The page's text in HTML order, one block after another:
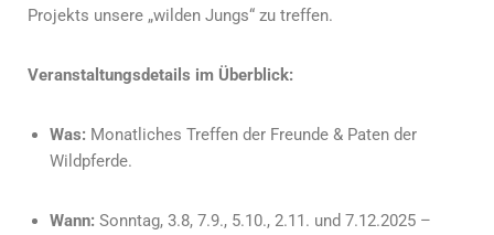
Projekts unsere „wilden Jungs“ zu treffen.
Veranstaltungsdetails im Überblick:
Was: Monatliches Treffen der Freunde & Paten der
Wildpferde.
Wann: Sonntag, 3.8, 7.9., 5.10., 2.11. und 7.12.2025 –